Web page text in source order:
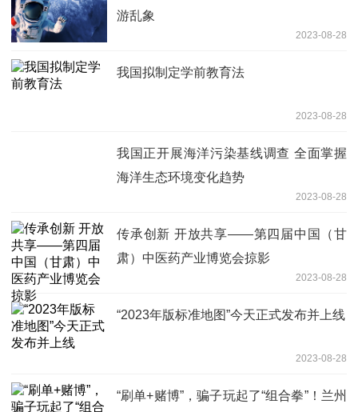
游乱象
2023-08-28
我国拟制定学前教育法
2023-08-28
我国正开展海洋污染基线调查 全面掌握
海洋生态环境变化趋势
2023-08-28
传承创新 开放共享——第四届中国（甘
肃）中医药产业博览会掠影
2023-08-28
“2023年版标准地图”今天正式发布并上线
2023-08-28
“刷单+赌博”，骗子玩起了“组合拳”！兰州